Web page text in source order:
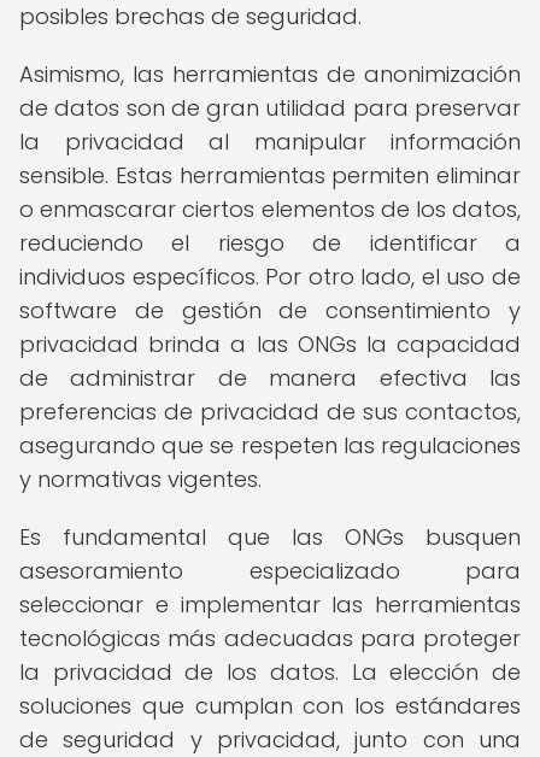
posibles brechas de seguridad.
Asimismo, las herramientas de anonimización
de datos son de gran utilidad para preservar
la privacidad al manipular información
sensible. Estas herramientas permiten eliminar
o enmascarar ciertos elementos de los datos,
reduciendo el riesgo de identificar a
individuos específicos. Por otro lado, el uso de
software de gestión de consentimiento y
privacidad brinda a las ONGs la capacidad
de administrar de manera efectiva las
preferencias de privacidad de sus contactos,
asegurando que se respeten las regulaciones
y normativas vigentes.
Es fundamental que las ONGs busquen
asesoramiento especializado para
seleccionar e implementar las herramientas
tecnológicas más adecuadas para proteger
la privacidad de los datos. La elección de
soluciones que cumplan con los estándares
de seguridad y privacidad, junto con una